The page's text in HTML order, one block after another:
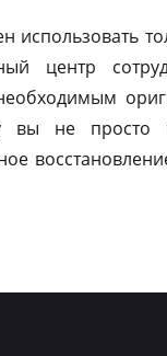
использовать
центр
вы не просто